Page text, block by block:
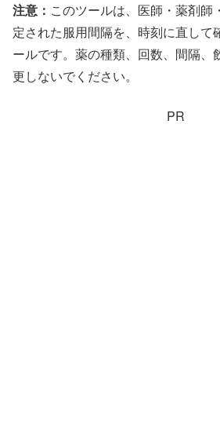
注意： このツールは、医師・薬剤師
定された服用間隔を、時刻に直して
ールです。薬の種類、回数、間隔、
更しないでください。
PR